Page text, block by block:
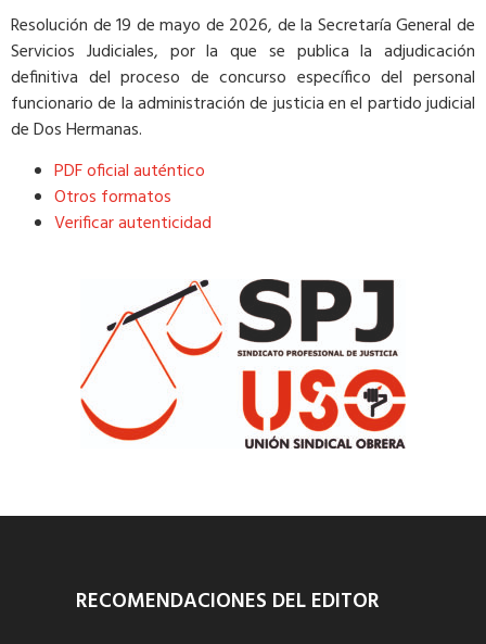
Resolución de 19 de mayo de 2026, de la Secretaría General de
Servicios Judiciales, por la que se publica la adjudicación
definitiva del proceso de concurso específico del personal
funcionario de la administración de justicia en el partido judicial
de Dos Hermanas.
PDF oficial auténtico
Otros formatos
Verificar autenticidad
RECOMENDACIONES DEL EDITOR